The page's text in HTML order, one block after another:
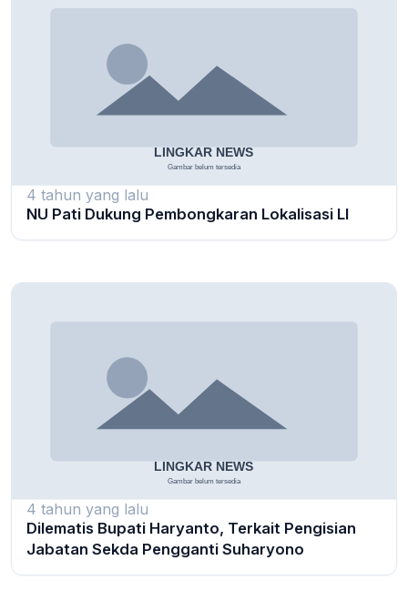
4 tahun yang lalu
NU Pati Dukung Pembongkaran Lokalisasi LI
4 tahun yang lalu
Dilematis Bupati Haryanto, Terkait Pengisian
Jabatan Sekda Pengganti Suharyono